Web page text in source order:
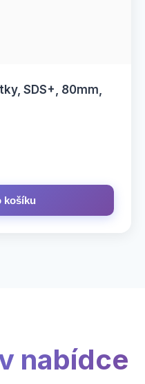
SDS+, 80mm,
košíku
nabídce